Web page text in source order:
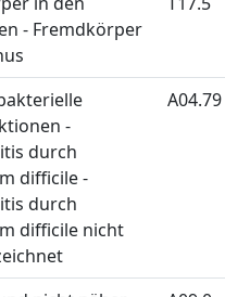
- Fremdkörper
-
durch
difficile -
durch
difficile nicht
A04.79